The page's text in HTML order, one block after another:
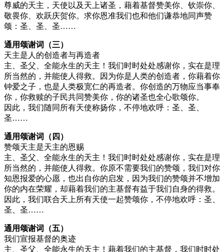
尊威的天主，天使以及天上诸圣，藉着基督赞美你、钦崇你、
敬畏你、欢跃庆贺你。求你恩准我们也和他们谦恭地同声赞
颂：圣、圣、圣……
通用颂谢词（三）
天主是人的创造者与再造者
主、圣父、全能永生的天主！我们时时处处感谢你，实在是理
所当然的，并能使人得救。因为你是人类的创造者，你藉着你
钟爱之子，也是人类极宽仁的再造者。你创造的万物应当事奉
你，你救赎的子民共同赞美你，你的诸圣也全心歌颂你。
因此，我们随同所有天使称扬你，不停地欢呼：圣、圣、
圣……
通用颂谢词（四）
赞颂天主是天主的恩赐
主、圣父、全能永生的天主！我们时时处处感谢你，实在是理
所当然的，并能使人得救。你原不需要我们的赞颂，我们对你
知恩报爱的心愿，也出自你的启发，因为我们的赞颂并不增加
你的内在荣耀，却藉着我们的主基督有益于我们自身的得救。
因此，我们联合天上所有天使一起赞颂你，不停地欢呼：圣、
圣、圣……
通用颂谢词（五）
我们宣报基督的奥迹
主、圣父、全能永生的天主！藉着我们的主基督，我们时时处